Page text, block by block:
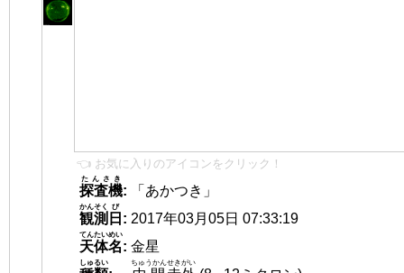
👈 お気に入りのアイコンをクリック！
探査機
たんさき
:
「あかつき」
観測
かんそく
日
び
: 2017年03月05日 07:33:19
天体名
てんたいめい
: 金星
しゅるい ちゅうかんせきがい